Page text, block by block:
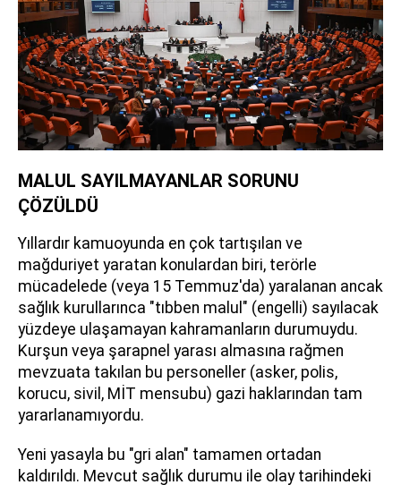
MALUL SAYILMAYANLAR SORUNU
ÇÖZÜLDÜ
Yıllardır kamuoyunda en çok tartışılan ve
mağduriyet yaratan konulardan biri, terörle
mücadelede (veya 15 Temmuz'da) yaralanan ancak
sağlık kurullarınca "tıbben malul" (engelli) sayılacak
yüzdeye ulaşamayan kahramanların durumuydu.
Kurşun veya şarapnel yarası almasına rağmen
mevzuata takılan bu personeller (asker, polis,
korucu, sivil, MİT mensubu) gazi haklarından tam
yararlanamıyordu.
Yeni yasayla bu "gri alan" tamamen ortadan
kaldırıldı. Mevcut sağlık durumu ile olay tarihindeki